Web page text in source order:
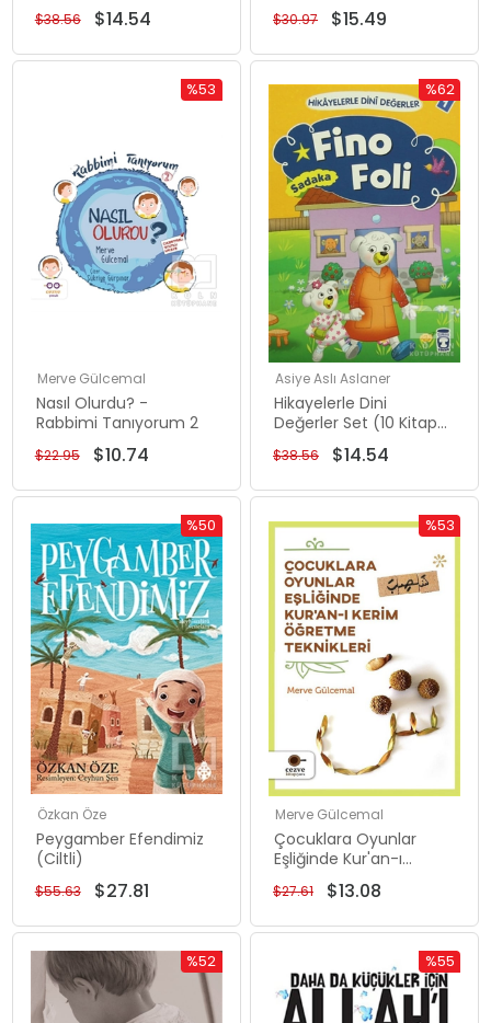
$14.54
$38.56 $15.49
$30.97
Merve Gülcemal
Nasıl Olurdu? -
Rabbimi Tanıyorum 2
$10.74
$22.95
%53
Asiye Aslı Aslaner
Hikayelerle Dini
Değerler Set (10 Kitap
$14.54
$38.56
%62
Rabatt
Özkan Öze
Peygamber Efendimiz
(Ciltli)
$27.81
$55.63
%50
Rabatt
%50Rabatt
Merve Gülcemal
Çocuklara Oyunlar
Eşliğinde Kur'an-ı
Kerim Öğretme
Teknikleri$13.08
$27.61
%53
%52
Rabatt
%52Rabatt
%55
Rabatt